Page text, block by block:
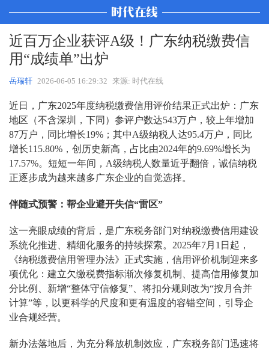
近百万企业获评A级！广东纳税缴费信
用“成绩单”出炉
岳瑞轩 2026-06-05 16:29:32 来源: 时代在线
近日，广东2025年度纳税缴费信用评价结果正式出炉：广东
地区（不含深圳，下同）参评户数达543万户，较上年增加
87万户，同比增长19%；其中A级纳税人达95.4万户，同比
增长115.80%，创历史新高，占比由2024年的9.69%增长为
17.57%。短短一年间，A级纳税人数量近乎翻倍，诚信纳税
正逐步成为越来越多广东企业的自觉选择。
伴随式预警：帮企业避开失信“雷区”
这一亮眼成绩的背后，是广东税务部门对纳税缴费信用建设
系统化推进、精细化服务的持续探索。2025年7月1日起，
《纳税缴费信用管理办法》正式实施，信用评价机制迎来多
项优化：建立欠缴税费指标渐次修复机制、提高信用修复加
分比例、新增“整体守信修复”、将扣分规则改为“按月合并
计算”等，以更科学的尺度和更有温度的容错空间，引导企
业合规经营。
新办法落地后，为充分释放机制效应，广东税务部门迅速将